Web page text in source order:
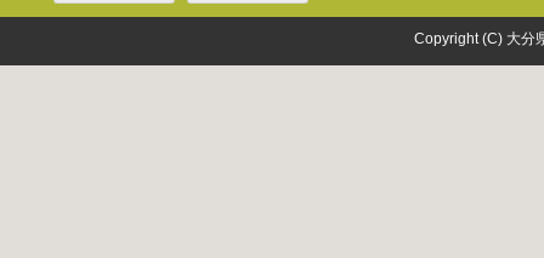
Copyright (C) 大分